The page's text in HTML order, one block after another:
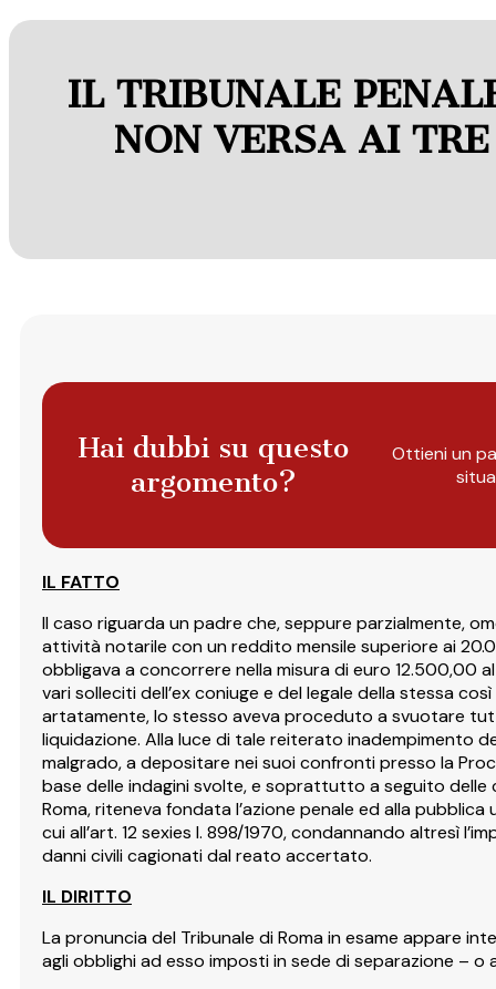
IL TRIBUNALE
NON VERSA AI
Hai dubbi su questo
argomento?
Ottieni un
IL FATTO
Il caso riguarda un padre che, seppure parzialmente,
attività notarile con un reddito mensile superiore ai
obbligava a concorrere nella misura di euro 12.500,00
vari solleciti dell’ex coniuge e del legale della stessa
artatamente, lo stesso aveva proceduto a svuotare
liquidazione. Alla luce di tale reiterato inadempimento
malgrado, a depositare nei suoi confronti presso la
base delle indagini svolte, e soprattutto a seguito
Roma, riteneva fondata l’azione penale ed alla
cui all’art. 12 sexies l. 898/1970, condannando altresì
danni civili cagionati dal reato accertato.
IL DIRITTO
La pronuncia del Tribunale di Roma in esame appare
agli obblighi ad esso imposti in sede di separazione –